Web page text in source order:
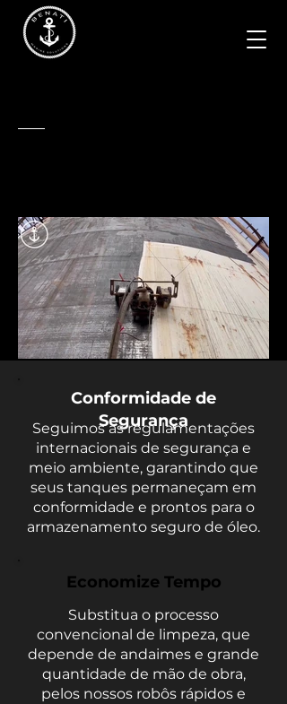
Seguimos as regulamentações
internacionais de segurança e
meio ambiente, garantindo que
seus tanques permaneçam em
conformidade e prontos para o
armazenamento seguro de óleo.
Conformidade de
Segurança
Economize Tempo
Substitua o processo
convencional de limpeza, que
depende de andaimes e grande
quantidade de mão de obra,
pelos nossos robôs rápidos e